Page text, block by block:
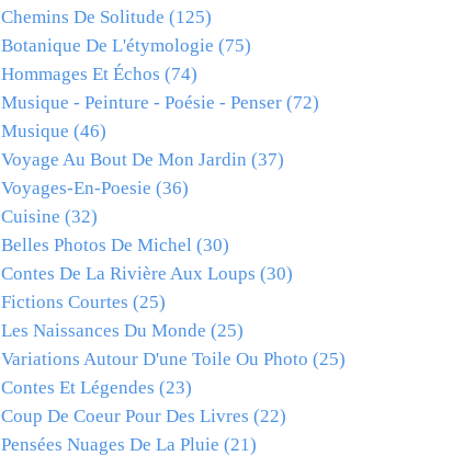
Chemins De Solitude (125)
Botanique De L'étymologie (75)
Hommages Et Échos (74)
Musique - Peinture - Poésie - Penser (72)
Musique (46)
Voyage Au Bout De Mon Jardin (37)
Voyages-En-Poesie (36)
Cuisine (32)
Belles Photos De Michel (30)
Contes De La Rivière Aux Loups (30)
Fictions Courtes (25)
Les Naissances Du Monde (25)
Variations Autour D'une Toile Ou Photo (25)
Contes Et Légendes (23)
Coup De Coeur Pour Des Livres (22)
Pensées Nuages De La Pluie (21)